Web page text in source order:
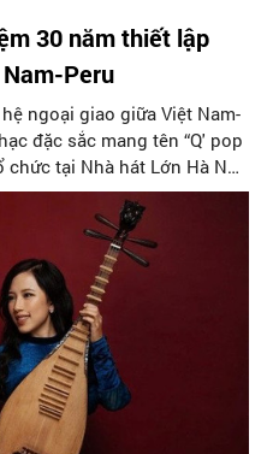
30 năm thiết lập
Peru
ngoại giao giữa Việt Nam-
đặc sắc mang tên “Q' pop
chức tại Nhà hát Lớn Hà Nội